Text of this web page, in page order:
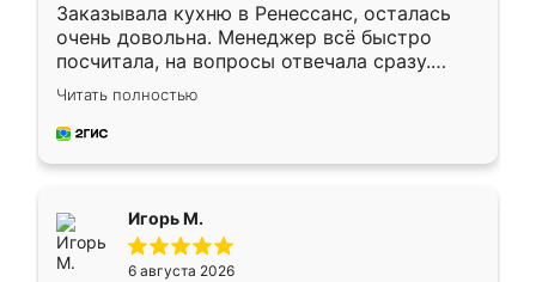
Заказывала кухню в Ренессанс, осталась
очень довольна. Менеджер всё быстро
посчитала, на вопросы отвечала сразу.
Замерщик приехал в субботу, подошёл к
делу со всей ответственностью. Собрали
за день, ребята работали аккуратно, даже
Читать полностью
Игорь М.
6 августа 2026